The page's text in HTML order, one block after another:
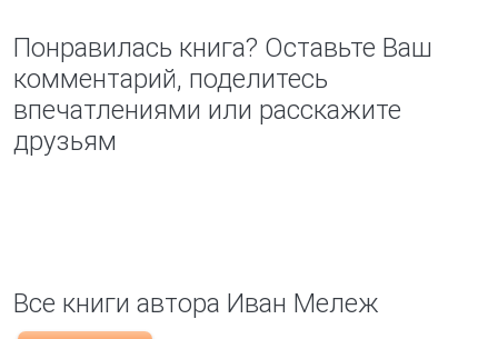
Понравилась книга? Оставьте Ваш
комментарий, поделитесь
впечатлениями или расскажите
друзьям
Все книги автора Иван Мележ